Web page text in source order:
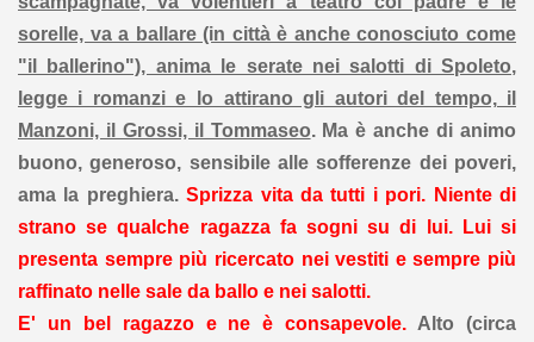
sorelle, va a ballare (in città è anche conosciuto come
"il ballerino"), anima le serate nei salotti di Spoleto,
legge i romanzi e lo attirano gli autori del tempo, il
Manzoni, il Grossi, il Tommaseo. Ma è anche di animo
buono, generoso, sensibile alle sofferenze dei poveri,
ama la preghiera.Sprizza vita da tutti i pori. Niente di
strano se qualche ragazza fa sogni su di lui. Lui si
presenta sempre più ricercato nei vestiti e sempre più
raffinato nelle sale da ballo e nei salotti.
E' un bel ragazzo e ne è consapevole. Alto (circa